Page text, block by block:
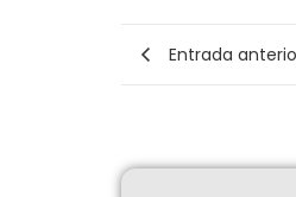
Entrada